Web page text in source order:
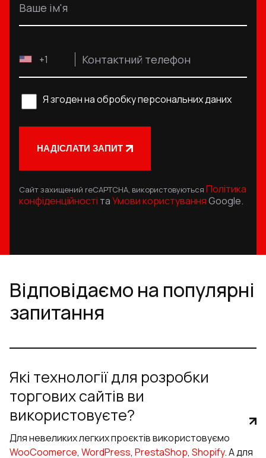
Ваше ім'я
+1 Контактний телефон
Я згоден на обробку персональних даних
НАДІСЛАТИ ЗАПИТ
Сайт захищений reCAPTCHA, використовуються Політика
конфіденційності таУмови користуванняGoogle.
Відповідаємо на популярні
запитання
Які технології для розробки
торгових сайтів ви
використовуєте?
Для невеликих легких проєктів використовуємо
WooCoomerce, WordPress, PrestaShop, Shopify. А для